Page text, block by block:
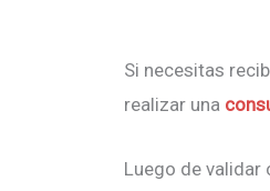
Si necesitas
realizar una
Luego de validar